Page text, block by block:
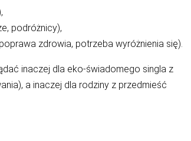
podróżnicy),
zdrowia, potrzeba wyróżnienia się).
inaczej dla eko-świadomego singla z
a inaczej dla rodziny z przedmieść